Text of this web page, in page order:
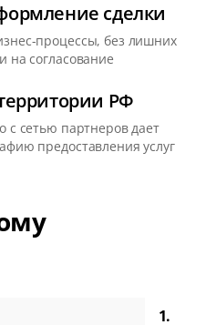
сделки
процессы, без лишних
на согласование
РФ
с сетью партнеров дает
предоставления услуг
1.